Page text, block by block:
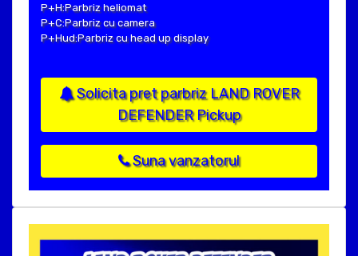
P+H:Parbriz heliomat
P+C:Parbriz cu camera
P+Hud:Parbriz cu head up display
Solicita pret parbriz LAND ROVER
DEFENDER Pickup
Suna vanzatorul